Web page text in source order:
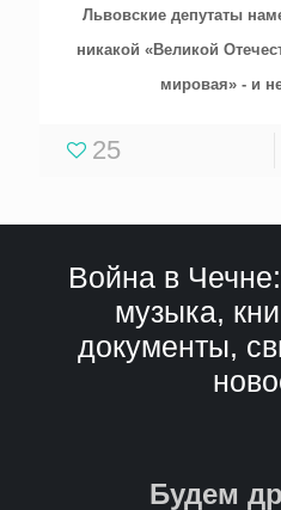
Львовские депутаты
никакой «Великой
мировая» - и
25
Война в
музыка,
документы,
Будем